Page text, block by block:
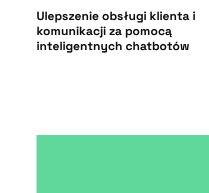
Ulepszenie obsługi klienta i
komunikacji za pomocą
inteligentnych chatbotów